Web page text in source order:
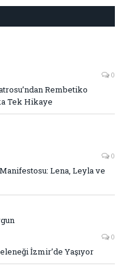
0
Rembetiko
Tek Hikaye
0
Lena, Leyla ve
0
İzmir’de Yaşıyor